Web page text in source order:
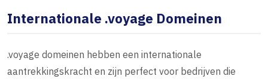
Internationale .voyage Domeinen
.voyage domeinen hebben een internationale
aantrekkingskracht en zijn perfect voor bedrijven die